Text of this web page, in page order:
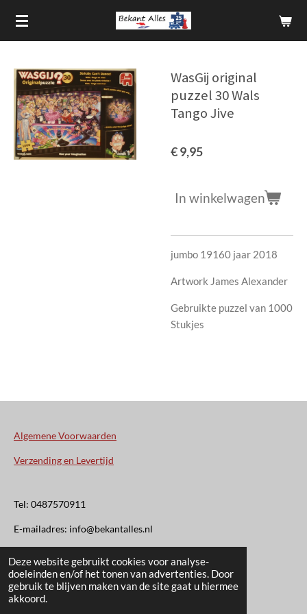
Deze website gebruikt cookies voor analyse-
doeleinden en/of het tonen van advertenties. Door
gebruik te blijven maken van de site gaat u hiermee
akkoord.
Ga
direct
hoofdinhoud
WasGij original
puzzel 30 Wals
Tango Jive
€ 9,95
In winkelwagen
jumbo 19160 jaar 2018
Artwork James Alexander
Gebruikte puzzel van 1000
Stukjes
Algemene Voorwaarden
Verzending en Levertijd
Tel: 0487570911
E-mailadres: info@bekantalles.nl
Rooysestraat 4
6621AM Dreumel